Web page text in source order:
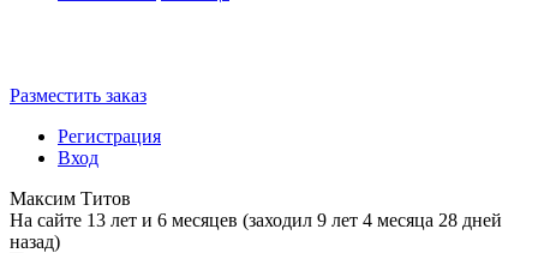
Разместить заказ
Регистрация
Вход
Максим Титов
На сайте 13 лет и 6 месяцев (заходил 9 лет 4 месяца 28 дней
назад)